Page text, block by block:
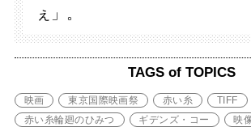
ぇ」。
TAGS of TOPICS
映画 東京国際映画祭 赤い糸
TIFF
赤い糸輪廻のひみつ
ギデンズ・コー 映